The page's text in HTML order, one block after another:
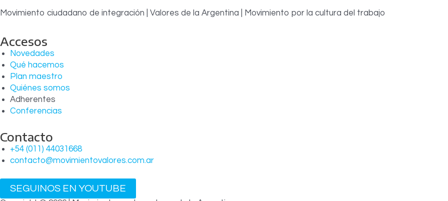
Movimiento ciudadano de integración | Valores de la Argentina | Movimiento por la cultura del trabajo
Accesos
Novedades
Qué hacemos
Plan maestro
Quiénes somos
Adherentes
Conferencias
Contacto
+54 (011) 44031668
contacto@movimientovalores.com.ar
SEGUINOS EN YOUTUBE